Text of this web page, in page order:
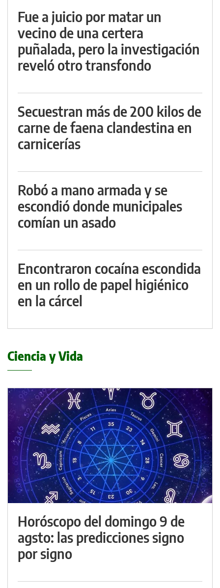
Fue a juicio por matar un
vecino de una certera
puñalada, pero la investigación
reveló otro transfondo
Secuestran más de 200 kilos de
carne de faena clandestina en
carnicerías
Robó a mano armada y se
escondió donde municipales
comían un asado
Encontraron cocaína escondida
en un rollo de papel higiénico
en la cárcel
Ciencia y Vida
Horóscopo del domingo 9 de
agsto: las predicciones signo
por signo